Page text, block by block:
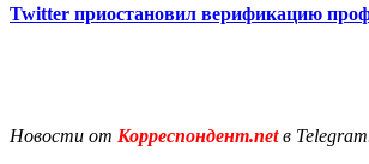
Twitter приостановил верификацию
Новости от Корреспондент.netв